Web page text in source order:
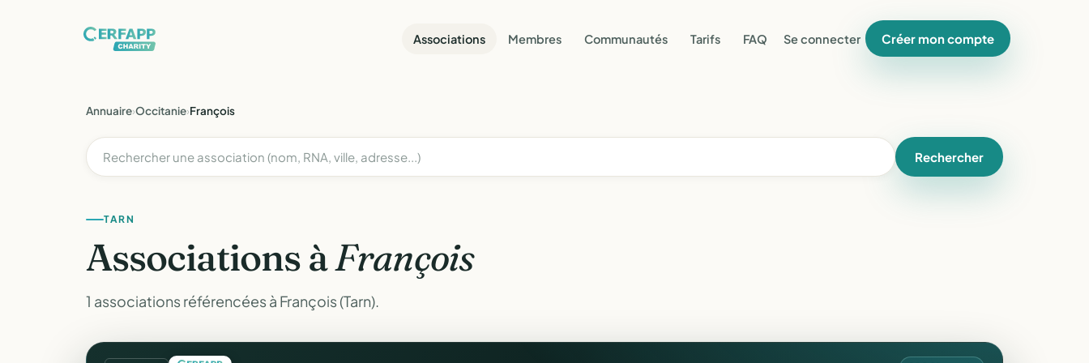
Associations Membres Communautés Tarifs FAQ Se connecter Créer mon compte
Annuaire›Occitanie›François
Rechercher
TARN
Associations àFrançois
1 associations référencées à François (Tarn).